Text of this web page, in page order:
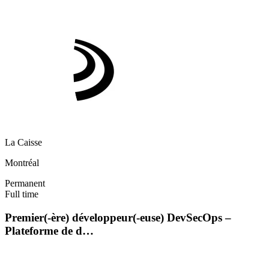
La Caisse
Montréal
Permanent
Full time
Premier(-ère) développeur(-euse) DevSecOps –
Plateforme de d…